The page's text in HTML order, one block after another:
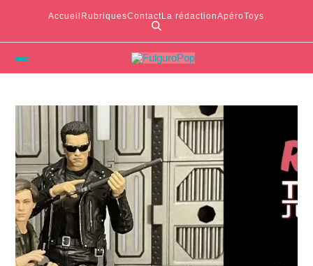
Accueil RubriquesContactLa rédactionApéroToys